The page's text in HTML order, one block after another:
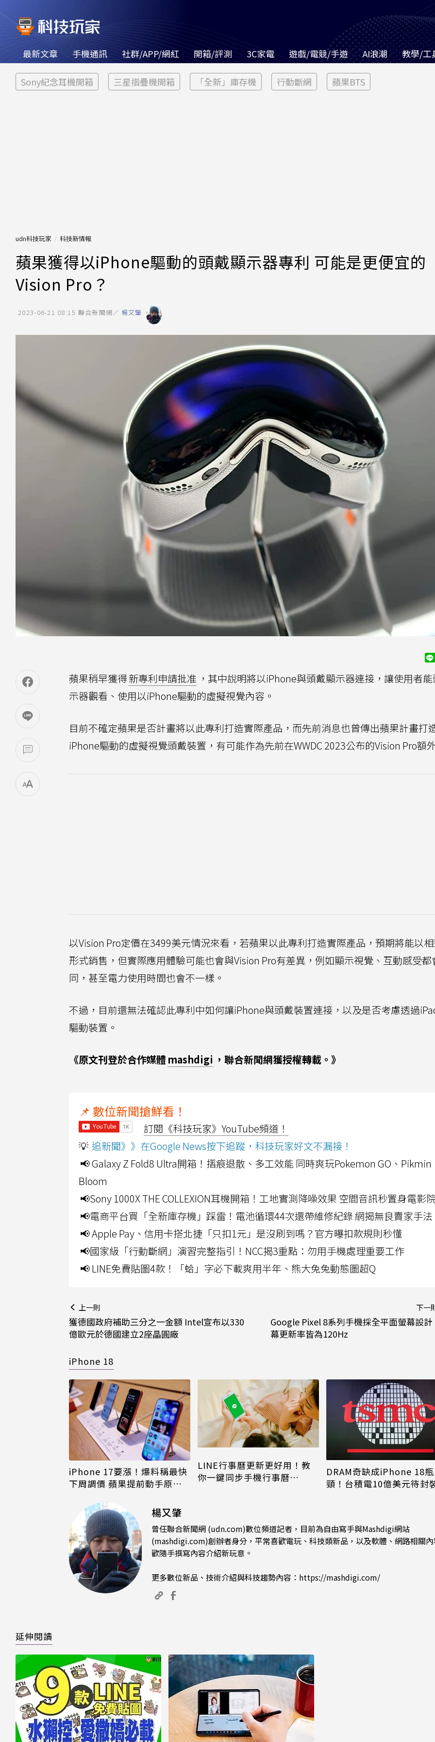
最新文章 手機通訊 社群/APP/網紅 開箱/評測 3C家電 遊戲/電競/手遊 AI浪潮 教學/工
Sony紀念耳機開箱 三星摺疊機開箱 「全新」庫存機 行動斷網 蘋果BTS
udn科技玩家 科技新情報
蘋果獲得以iPhone驅動的頭戴顯示器專利 可能是更便宜的
Vision Pro？
2023-06-21 08:15 聯合新聞網／ 楊又肇
蘋果稍早獲得新專利申請批准 ，其中說明將以iPhone與頭戴顯示器連接，讓使用者
示器觀看、使用以iPhone驅動的虛擬視覺內容。
目前不確定蘋果是否計畫將以此專利打造實際產品，而先前消息也曾傳出蘋果計畫打
iPhone驅動的虛擬視覺頭戴裝置，有可能作為先前在WWDC 2023公布的Vision Pro額
以Vision Pro定價在3499美元情況來看，若蘋果以此專利打造實際產品，預期將能以
形式銷售，但實際應用體驗可能也會與Vision Pro有差異，例如顯示視覺、互動感受都
同，甚至電力使用時間也會不一樣。
不過，目前還無法確認此專利中如何讓iPhone與頭戴裝置連接，以及是否考慮透過
驅動裝置。
《原文刊登於合作媒體 mashdigi ，聯合新聞網獲授權轉載。》
📌 數位新聞搶鮮看！
訂閱《科技玩家》YouTube頻道！
💡 追新聞》》在Google News按下追蹤，科技玩家好文不漏接！
📢 Galaxy Z Fold8 Ultra開箱！摺痕退散、多工效能 同時爽玩Pokemon GO、Pikmin
Bloom
📢Sony 1000X THE COLLEXION耳機開箱！工地實測降噪效果 空間音訊秒置身電影
📢電商平台買「全新庫存機」踩雷！電池循環44次還帶維修紀錄 網揭無良賣家手法
📢 Apple Pay、信用卡搭北捷「只扣1元」是沒刷到嗎？官方曝扣款規則秒懂
📢國家級「行動斷網」演習完整指引！NCC揭3重點：勿用手機處理重要工作
📢 LINE免費貼圖4款！「蛤」字必下載爽用半年、熊大兔兔動態圖超Q
上一則
獲德國政府補助三分之一金額 Intel宣布以330
億歐元於德國建立2座晶圓廠
下一
Google Pixel 8系列手機採全平面螢幕設計
幕更新率皆為120Hz
iPhone 18
iPhone 17要漲！爆料稱最快
下周調價 蘋果提前動手原因
LINE行事曆更新更好用！教
你一鍵同步手機行事曆
DRAM奇缺成iPhone 18瓶
頸！台積電10億美元待封
楊又肇
曾任聯合新聞網 (udn.com)數位頻道記者，目前為自由寫手與Mashdigi網站
(mashdigi.com)創辦者身分，平常喜歡電玩、科技類新品，以及軟體、網路相關
歡隨手撰寫內容介紹新玩意。
更多數位新品、技術介紹與科技趨勢內容： https://mashdigi.com/
延伸閱讀